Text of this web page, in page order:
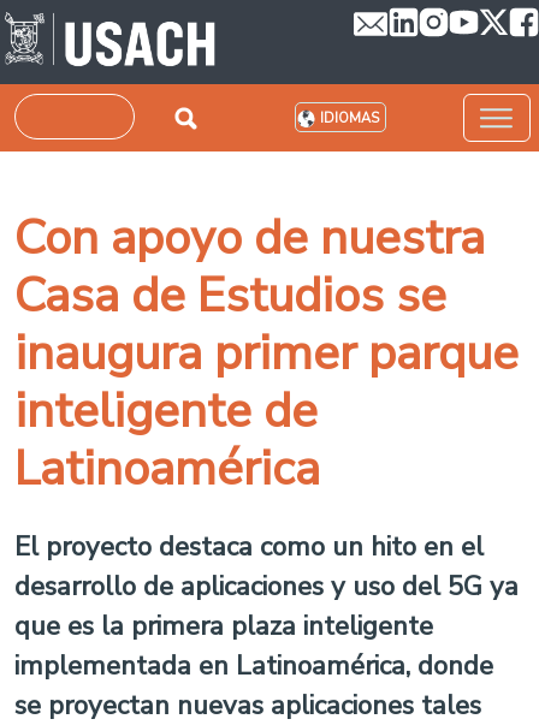
Pasar al contenido principal
Buscar IDIOMAS
Con apoyo de nuestra
Casa de Estudios se
inaugura primer parque
inteligente de
Latinoamérica
El proyecto destaca como un hito en el
desarrollo de aplicaciones y uso del 5G ya
que es la primera plaza inteligente
implementada en Latinoamérica, donde
se proyectan nuevas aplicaciones tales